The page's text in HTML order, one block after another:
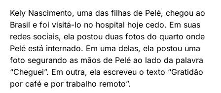
Kely Nascimento, uma das filhas de Pelé, chegou ao
Brasil e foi visitá-lo no hospital hoje cedo. Em suas
redes sociais, ela postou duas fotos do quarto onde
Pelé está internado. Em uma delas, ela postou uma
foto segurando as mãos de Pelé ao lado da palavra
“Cheguei”. Em outra, ela escreveu o texto “Gratidão
por café e por trabalho remoto”.